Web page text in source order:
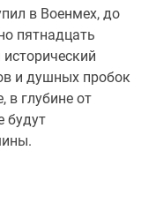
в Военмех, до
пятнадцать
и душных пробок
в глубине от
будут